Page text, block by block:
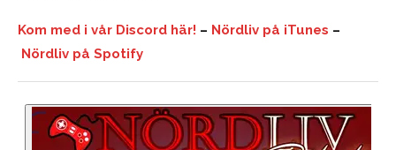
Kom med i vår Discord här! – Nördliv på iTunes –
Nördliv på Spotify